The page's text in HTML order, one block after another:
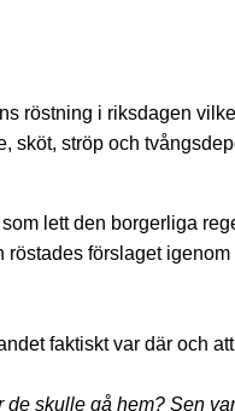
röstning i riksdagen
sköt, ströp och
lett den borgerliga
förslaget
faktiskt var där och
skulle gå hem? Sen